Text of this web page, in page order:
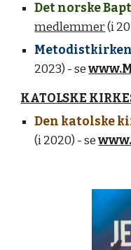
Det norske
medlemmer(i
Metodistkirken
2023) - se
KATOLSKE
Den katolske
(i 2020) - se